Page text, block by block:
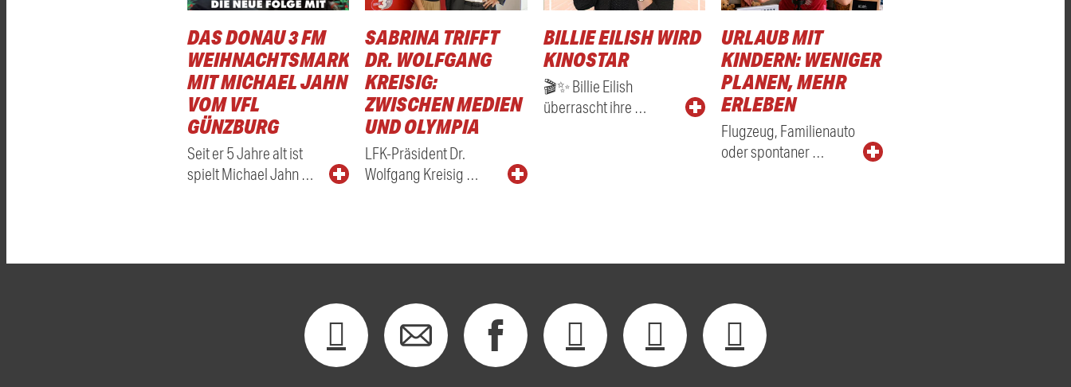
DAS DONAU 3 FM
WEIHNACHTSMARKTRADIO
MIT MICHAEL JAHN
VOM VFL
GÜNZBURG
Seit er 5 Jahre alt ist
spielt Michael Jahn …
SABRINA TRIFFT
DR. WOLFGANG
KREISIG:
ZWISCHEN MEDIEN
UND OLYMPIA
LFK-Präsident Dr.
Wolfgang Kreisig …
BILLIE EILISH WIRD
KINOSTAR
🎬✨ Billie Eilish
überrascht ihre …
URLAUB MIT
KINDERN: WENIGER
PLANEN, MEHR
ERLEBEN
Flugzeug, Familienauto
oder spontaner …